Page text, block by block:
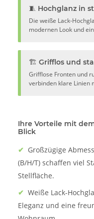
🧵 Hochglanz in
Die weiße Lack-
modernen Look und
🏗️ Grifflos und
Grifflose Fronten und
verbinden klare Linien
Ihre Vorteile mit
Blick
✔ Großzügige
(B/H/T) schaffen viel
Stellfläche.
✔ Weiße Lack-
Eleganz und eine